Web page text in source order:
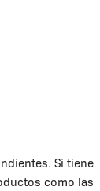
Si tiene
como las